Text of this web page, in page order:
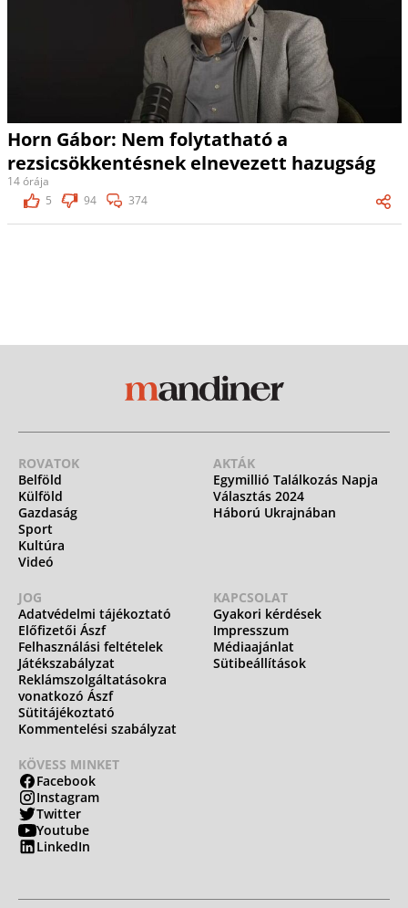
Horn Gábor: Nem folytatható a
rezsicsökkentésnek elnevezett hazugság
14 órája
5
94 374
ROVATOK
Belföld
Külföld
Gazdaság
Sport
Kultúra
Videó
AKTÁK
Egymillió Találkozás Napja
Választás 2024
Háború Ukrajnában
JOG
Adatvédelmi tájékoztató
Előfizetői Ászf
Felhasználási feltételek
Játékszabályzat
Reklámszolgáltatásokra
vonatkozó Ászf
Sütitájékoztató
Kommentelési szabályzat
KAPCSOLAT
Gyakori kérdések
Impresszum
Médiaajánlat
Sütibeállítások
KÖVESS MINKET
Facebook
Instagram
Twitter
Youtube
LinkedIn